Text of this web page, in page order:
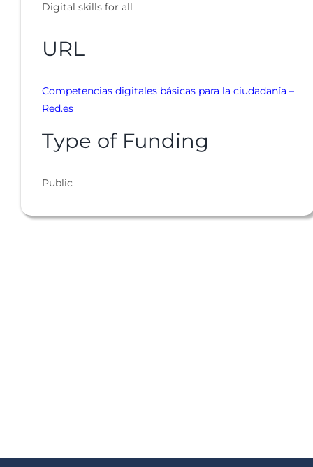
Digital skills for all
URL
Competencias digitales básicas para la ciudadanía –
Red.es
Type of Funding
Public